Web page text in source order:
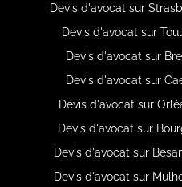
Devis d'avocat sur
Devis d'avocat sur
Devis d'avocat sur
Devis d'avocat sur
Devis d'avocat sur
Devis d'avocat sur
Devis d'avocat sur
Devis d'avocat sur